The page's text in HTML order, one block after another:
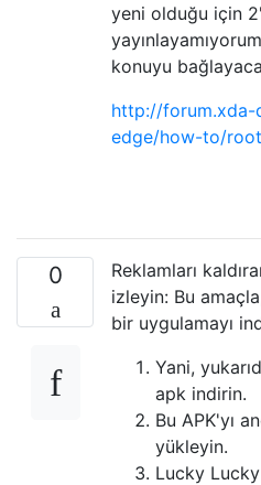
yeni olduğu için
konuyu
http://forum.xda-
edge/how-to/
0
Reklamları
izleyin: Bu
bir uygulamayı
Yani,
apk indirin.
Bu APK'yı
yükleyin.
Lucky Lucky